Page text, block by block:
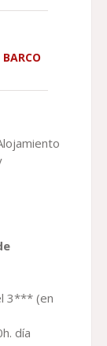
BARCO
3*** (en
día